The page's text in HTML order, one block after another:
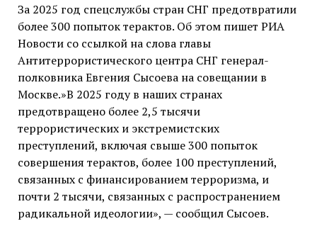
За 2025 год спецслужбы стран СНГ предотвратили
более 300 попыток терактов. Об этом пишет РИА
Новости со ссылкой на слова главы
Антитеррористического центра СНГ генерал-
полковника Евгения Сысоева на совещании в
Москве.»В 2025 году в наших странах
предотвращено более 2,5 тысячи
террористических и экстремистских
преступлений, включая свыше 300 попыток
совершения терактов, более 100 преступлений,
связанных с финансированием терроризма, и
почти 2 тысячи, связанных с распространением
радикальной идеологии», — сообщил Сысоев.